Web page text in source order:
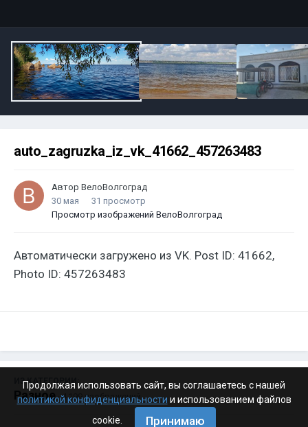
auto_zagruzka_iz_vk_41662_457263483
Автор ВелоВолгоград
30 мая
31 просмотр
Просмотр изображений ВелоВолгоград
Автоматически загружено из VK. Post ID: 41662,
Photo ID: 457263483
ИЗ КАТЕГОРИИ:
Разное · 4 199 изображений
Продолжая использовать сайт, вы соглашаетесь с нашей
политикой конфиденциальности и использованием файлов
cookie.
Принимаю